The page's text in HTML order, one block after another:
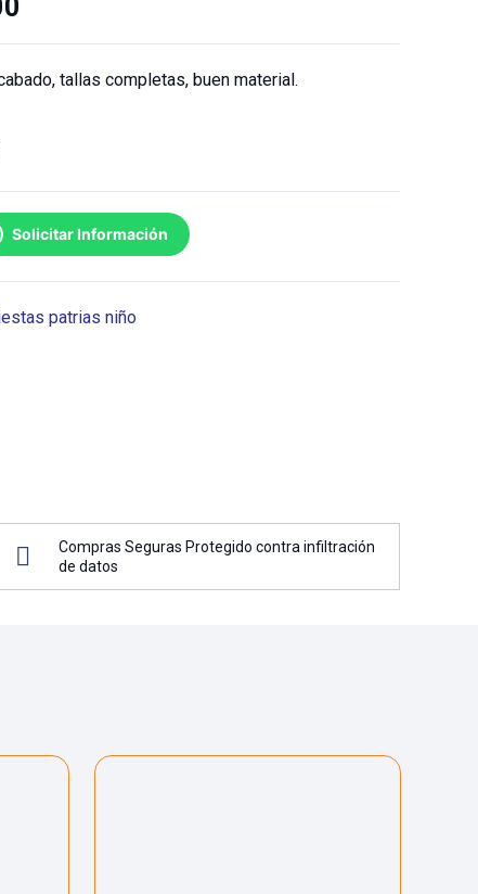
tallas completas, buen material.
Solicitar Información
patrias niño
Compras Seguras Protegido contra infiltración
de datos